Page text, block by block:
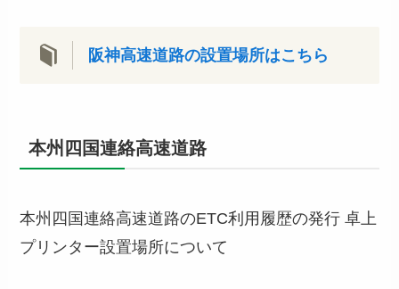
阪神高速道路の設置場所はこちら
本州四国連絡高速道路
本州四国連絡高速道路のETC利用履歴の発行 卓上
プリンター設置場所について